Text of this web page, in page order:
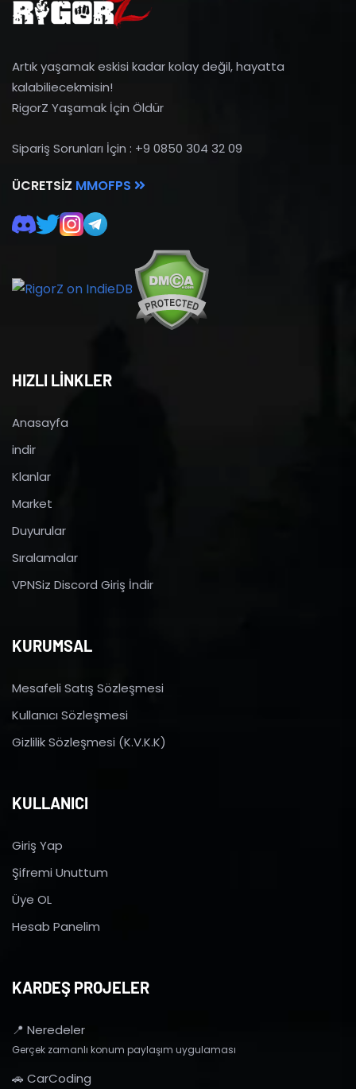
Artık yaşamak eskisi kadar kolay değil, hayatta
kalabiliecekmisin!
RigorZ Yaşamak İçin Öldür
Sipariş Sorunları İçin : +9 0850 304 32 09
ÜCRETSIZ MMOFPS
HIZLI LİNKLER
Anasayfa
indir
Klanlar
Market
Duyurular
Sıralamalar
VPNSiz Discord Giriş İndir
KURUMSAL
Mesafeli Satış Sözleşmesi
Kullanıcı Sözleşmesi
Gizlilik Sözleşmesi (K.V.K.K)
KULLANICI
Giriş Yap
Şifremi Unuttum
Üye OL
Hesab Panelim
KARDEŞ PROJELER
📍 Neredeler
Gerçek zamanlı konum paylaşım uygulaması
🚗 CarCoding